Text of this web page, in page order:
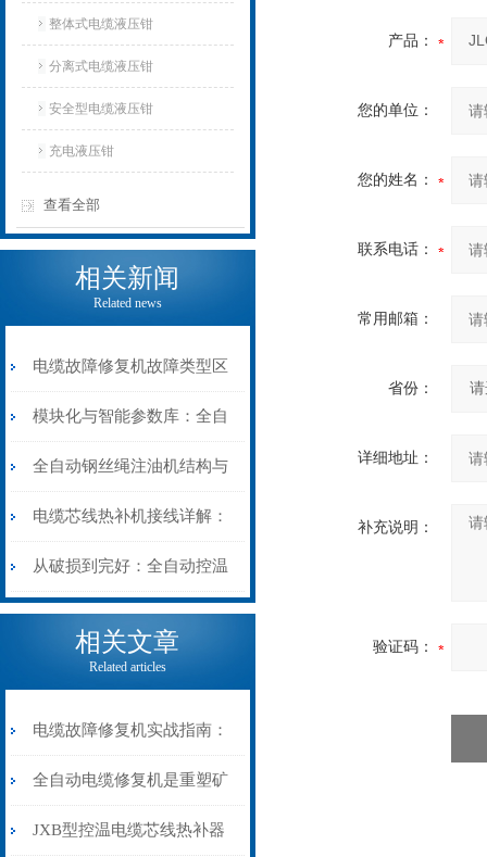
整体式电缆液压钳
分离式电缆液压钳
安全型电缆液压钳
充电液压钳
查看全部
相关新闻
Related news
电缆故障修复机故障类型区
分指南：从“绝缘电
阻”到“波形特征”的精准诊
断逻辑
模块化与智能参数库：全自
动电缆修复机的快速换型逻
辑
全自动钢丝绳注油机结构与
工作原理：揭秘高效润滑的
机械密码
电缆芯线热补机接线详解：
从入门到精通
从破损到完好：全自动控温
电缆热补机的核心价值
相关文章
Related articles
电缆故障修复机实战指南：
从“盲测”到“精确定点”的三
步作业法
全自动电缆修复机是重塑矿
山电力动脉的“智能外科医
JXB型控温电缆芯线热补器
产品：
您的单位：
您的姓名：
联系电话：
常用邮箱：
省份：
详细地址：
补充说明：
验证码：